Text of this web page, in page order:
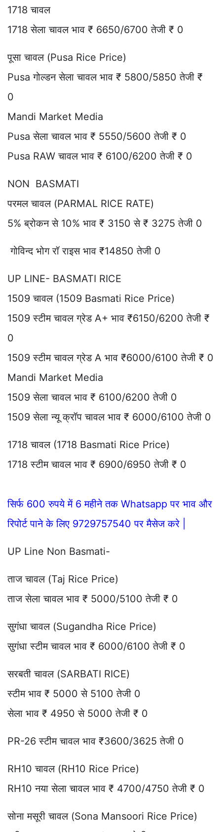
1718 चावल
1718 सेला चावल भाव ₹ 6650/6700 तेजी ₹ 0
पूसा चावल (Pusa Rice Price)
Pusa गोल्डन सेला चावल भाव ₹ 5800/5850 तेजी ₹
0
Mandi Market Media
Pusa सेला चावल भाव ₹ 5550/5600 तेजी ₹ 0
Pusa RAW चावल भाव ₹ 6100/6200 तेजी ₹ 0
NON BASMATI
परमल चावल (PARMAL RICE RATE)
5% ब्रोकन से 10% भाव ₹ 3150 से ₹ 3275 तेजी 0
गोविन्द भोग रॉ राइस भाव ₹14850 तेजी 0
UP LINE- BASMATI RICE
1509 चावल (1509 Basmati Rice Price)
1509 स्टीम चावल ग्रेड A+ भाव ₹6150/6200 तेजी ₹
0
1509 स्टीम चावल ग्रेड A भाव ₹6000/6100 तेजी ₹ 0
Mandi Market Media
1509 सेला चावल भाव ₹ 6100/6200 तेजी 0
1509 सेला न्यू क्रॉप चावल भाव ₹ 6000/6100 तेजी 0
1718 चावल (1718 Basmati Rice Price)
1718 स्टीम चावल भाव ₹ 6900/6950 तेजी ₹ 0
सिर्फ 600 रुपये में 6 महीने तक Whatsapp पर भाव और
रिपोर्ट पाने के लिए 9729757540 पर मैसेज करे |
UP Line Non Basmati-
ताज चावल (Taj Rice Price)
ताज सेला चावल भाव ₹ 5000/5100 तेजी ₹ 0
सुगंधा चावल (Sugandha Rice Price)
सुगंधा स्टीम चावल भाव ₹ 6000/6100 तेजी ₹ 0
सरबती चावल (SARBATI RICE)
स्टीम भाव ₹ 5000 से 5100 तेजी 0
सेला भाव ₹ 4950 से 5000 तेजी ₹ 0
PR-26 स्टीम चावल भाव ₹3600/3625 तेजी 0
RH10 चावल (RH10 Rice Price)
RH10 नया सेला चावल भाव ₹ 4700/4750 तेजी ₹ 0
सोना मसूरी चावल (Sona Mansoori Rice Price)